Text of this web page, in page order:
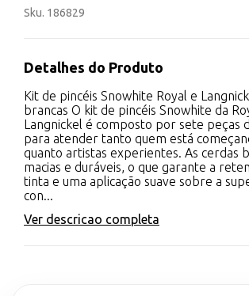
Sku. 186829
Detalhes do Produto
Kit de pincéis Snowhite Royal e
brancas O kit de pincéis Snowhite da
Langnickel é composto por sete peças
para atender tanto quem está
quanto artistas experientes. As cerdas
macias e duráveis, o que garante a
tinta e uma aplicação suave sobre a
con...
Ver descricao completa